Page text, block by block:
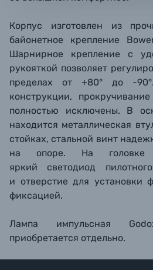
Корпус изготовлен из
байонетное крепление
Шарнирное крепление с
рукояткой позволяет
пределах от +80° до -
конструкции,
полностью исключены. В
находится металлическая
стойках, стальной винт
на опоре. На головке
яркий светодиод
и отверстие для установки
фиксацией.
Лампа импульсная
приобретается отдельно.